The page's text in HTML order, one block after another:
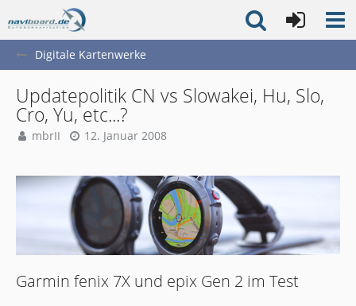
Digitale Kartenwerke
Updatepolitik CN vs Slowakei, Hu, Slo,
Cro, Yu, etc...?
mbrII 12. Januar 2008
Garmin fenix 7X und epix Gen 2 im Test